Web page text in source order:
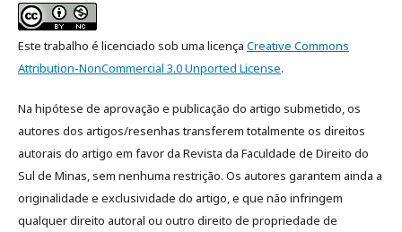
Este trabalho é licenciado sob uma licença Creative Commons
Attribution-NonCommercial 3.0 Unported License.
Na hipótese de aprovação e publicação do artigo submetido, os
autores dos artigos/resenhas transferem totalmente os direitos
autorais do artigo em favor da Revista da Faculdade de Direito do
Sul de Minas, sem nenhuma restrição. Os autores garantem ainda a
originalidade e exclusividade do artigo, e que não infringem
qualquer direito autoral ou outro direito de propriedade de